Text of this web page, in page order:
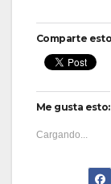
Comparte
Me gusta esto:
Cargando...